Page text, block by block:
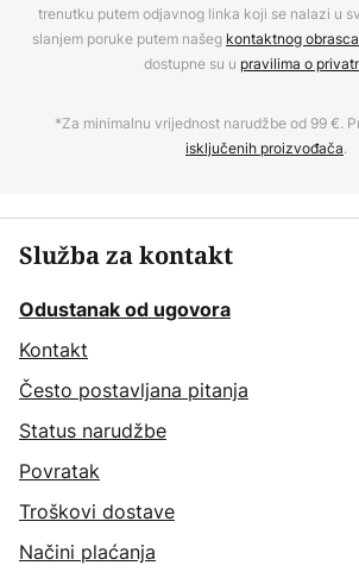
trenutku putem odjavnog linka koji se nalazi u
slanjem poruke putem našeg kontaktnog obrasca
dostupne su u pravilima o
*Za minimalnu vrijednost narudžbe od 99 €.
isključenih proizvođača.
Služba za kontakt
Odustanak od ugovora
Kontakt
Često postavljana pitanja
Status narudžbe
Povratak
Troškovi dostave
Načini plaćanja